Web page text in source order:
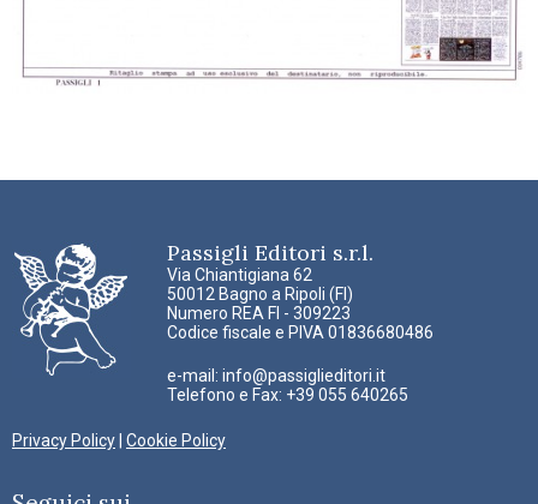
Passigli Editori s.r.l.
Via Chiantigiana 62
50012 Bagno a Ripoli (FI)
Numero REA FI - 309223
Codice fiscale e PIVA 01836680486
e-mail: info@passiglieditori.it
Telefono e Fax: +39 055 640265
Privacy Policy Cookie Policy